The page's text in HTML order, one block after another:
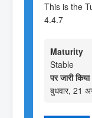
This is the
4.4.7
Maturity
Stable
पर जारी किया
बुधवार, 21